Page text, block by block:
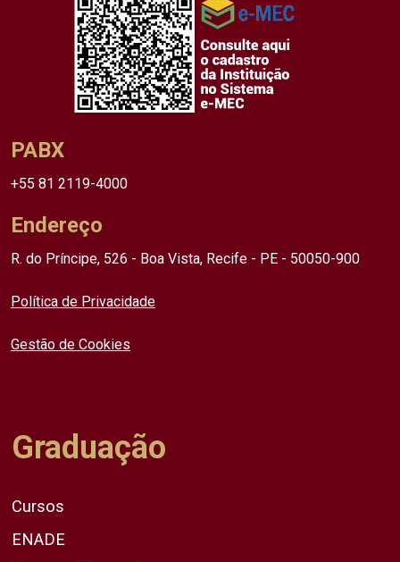
PABX
+55 81 2119-4000
Endereço
R. do Príncipe, 526 - Boa Vista, Recife - PE - 50050-900
Política de Privacidade
Gestão de Cookies
Graduação
Cursos
ENADE